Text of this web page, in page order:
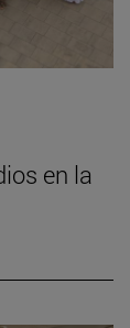
en la